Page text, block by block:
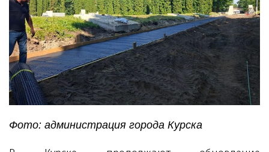
Фото: администрация города Курска